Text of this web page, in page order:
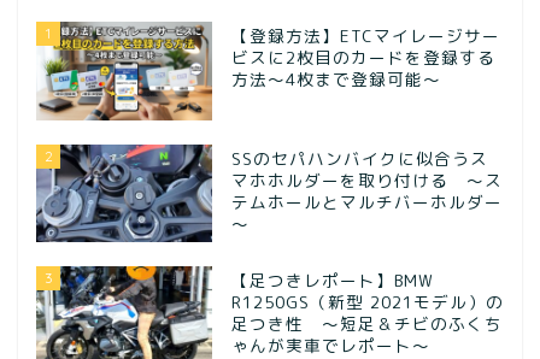
1
【登録方法】ETCマイレージサー
ビスに2枚目のカードを登録する
方法〜4枚まで登録可能〜
2
SSのセパハンバイクに似合うス
マホホルダーを取り付ける ～ス
テムホールとマルチバーホルダー
～
3
【足つきレポート】BMW
R1250GS（新型 2021モデル）の
足つき性 ～短足＆チビのふくち
ゃんが実車でレポート～